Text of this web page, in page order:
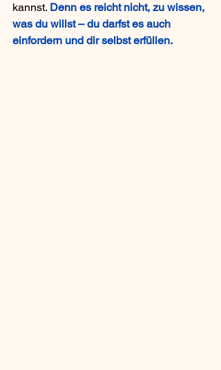
kannst. Denn es reicht nicht, zu wissen,
was du willst – du darfst es auch
einfordern und dir selbst erfüllen.